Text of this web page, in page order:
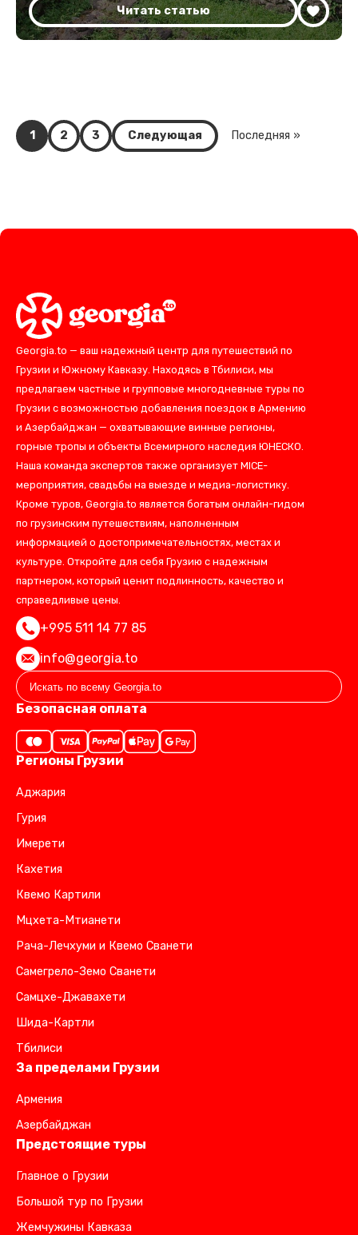
Читать статью
1 2 3 Следующая Последняя »
Georgia.to — ваш надежный центр для путешествий по
Грузии и Южному Кавказу. Находясь в Тбилиси, мы
предлагаем частные и групповые многодневные туры по
Грузии с возможностью добавления поездок в Армению
и Азербайджан — охватывающие винные регионы,
горные тропы и объекты Всемирного наследия ЮНЕСКО.
Наша команда экспертов также организует MICE-
мероприятия, свадьбы на выезде и медиа-логистику.
Кроме туров, Georgia.to является богатым онлайн-гидом
по грузинским путешествиям, наполненным
информацией о достопримечательностях, местах и
культуре. Откройте для себя Грузию с надежным
партнером, который ценит подлинность, качество и
справедливые цены.
+995 511 14 77 85
info@georgia.to
Безопасная оплата
Регионы Грузии
Аджария
Гурия
Имерети
Кахетия
Квемо Картили
Мцхета-Мтианети
Рача-Лечхуми и Квемо Сванети
Самегрело-Земо Сванети
Самцхе-Джавахети
Шида-Картли
Тбилиси
За пределами Грузии
Армения
Азербайджан
Предстоящие туры
Главное о Грузии
Большой тур по Грузии
Жемчужины Кавказа